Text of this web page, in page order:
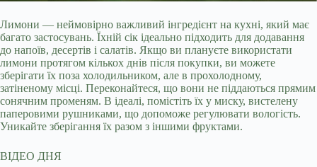
Лимони — неймовірно важливий інгредієнт на кухні, який має
багато застосувань. Їхній сік ідеально підходить для додавання
до напоїв, десертів і салатів. Якщо ви плануєте використати
лимони протягом кількох днів після покупки, ви можете
зберігати їх поза холодильником, але в прохолодному,
затіненому місці. Переконайтеся, що вони не піддаються прямим
сонячним променям. В ідеалі, помістіть їх у миску, вистелену
паперовими рушниками, що допоможе регулювати вологість.
Уникайте зберігання їх разом з іншими фруктами.
ВІДЕО ДНЯ